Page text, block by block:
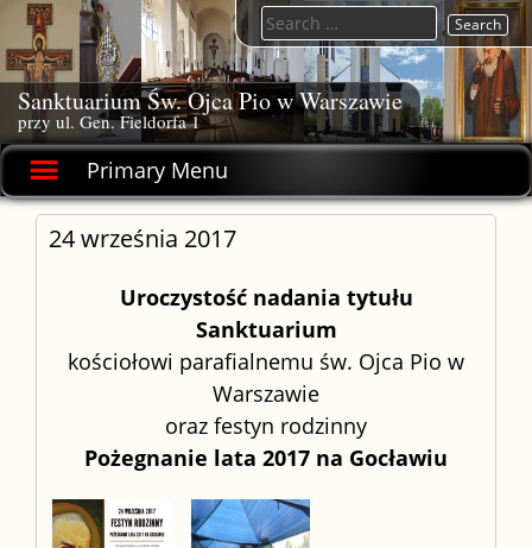
Skip
content
Sanktuarium Św. Ojca Pio w Warszawie
przy ul. Gen. Fieldorfa 1
Primary Menu
Search
for:
24 września 2017
Uroczystość nadania tytułu
Sanktuarium
kościołowi parafialnemu św. Ojca Pio w
Warszawie
oraz festyn rodzinny
Pożegnanie lata 2017 na Gocławiu